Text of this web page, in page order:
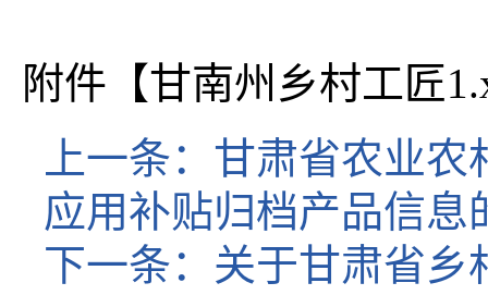
附件【甘南州乡村工匠
上一条： 甘肃省农业农
应用补贴归档产品信息
下一条： 关于甘肃省乡